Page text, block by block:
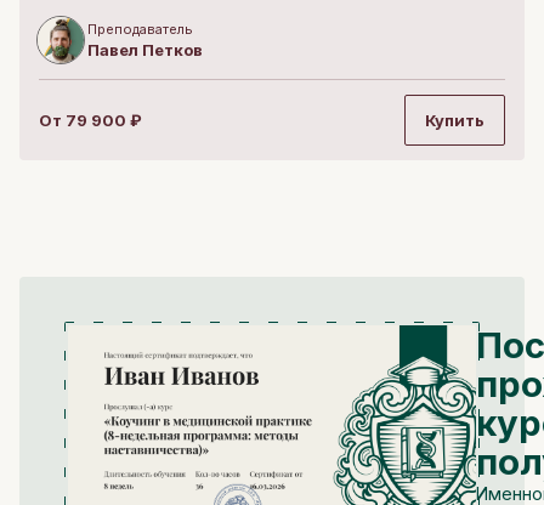
Преподаватель
Павел Петков
От 79 900 ₽ Купить